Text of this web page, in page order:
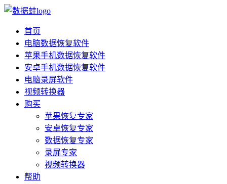
首页
电脑数据恢复软件
苹果手机数据恢复软件
安卓手机数据恢复软件
电脑录屏软件
视频转换器
购买
苹果恢复专家
安卓恢复专家
数据恢复专家
录屏专家
视频转换器
帮助